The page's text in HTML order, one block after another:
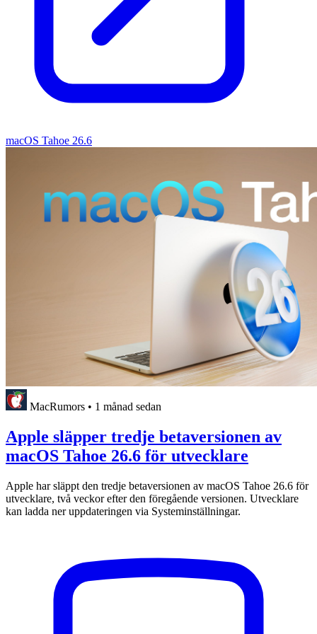
macOS Tahoe 26.6
MacRumors • 1 månad sedan
Apple släpper tredje betaversionen av
macOS Tahoe 26.6 för utvecklare
Apple har släppt den tredje betaversionen av macOS Tahoe 26.6 för
utvecklare, två veckor efter den föregående versionen. Utvecklare
kan ladda ner uppdateringen via Systeminställningar.